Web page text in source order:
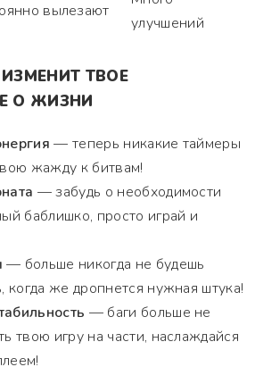
вылезают
улучшений
ТВОЕ
О ЖИЗНИ
— теперь никакие таймеры
жажду к битвам!
— забудь о необходимости
баблишко, просто играй и
— больше никогда не будешь
когда же дропнется нужная штука!
— баги больше не
твою игру на части, наслаждайся